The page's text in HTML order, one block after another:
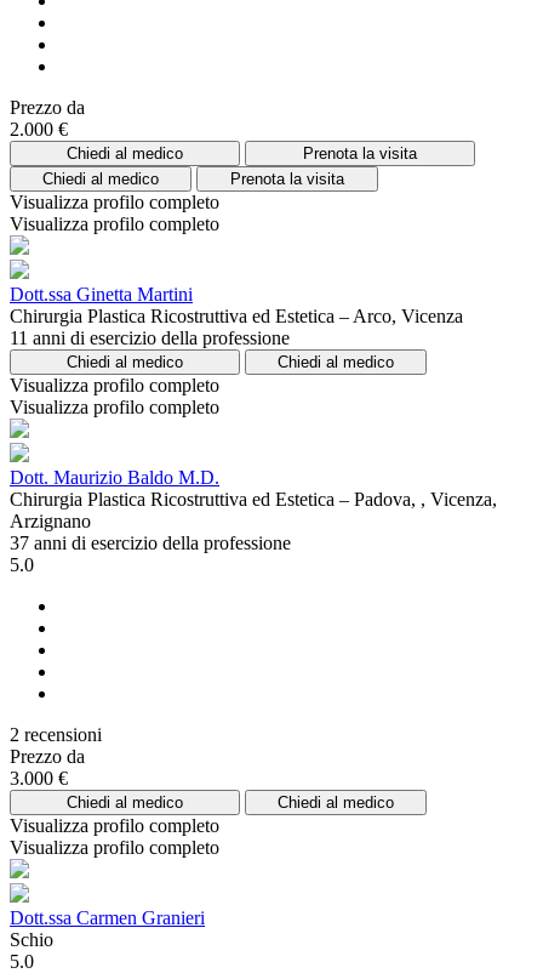
Prezzo da
2.000 €
Chiedi al medico
Prenota la visita
Chiedi al medico
Prenota la visita
Visualizza profilo completo
Visualizza profilo completo
Dott.ssa Ginetta Martini
Chirurgia Plastica Ricostruttiva ed Estetica – Arco, Vicenza
11 anni di esercizio della professione
Chiedi al medico Chiedi al medico
Visualizza profilo completo
Visualizza profilo completo
Dott. Maurizio Baldo M.D.
Chirurgia Plastica Ricostruttiva ed Estetica – Padova, , Vicenza,
Arzignano
37 anni di esercizio della professione
5.0
2 recensioni
Prezzo da
3.000 €
Chiedi al medico Chiedi al medico
Visualizza profilo completo
Visualizza profilo completo
Dott.ssa Carmen Granieri
Schio
5.0